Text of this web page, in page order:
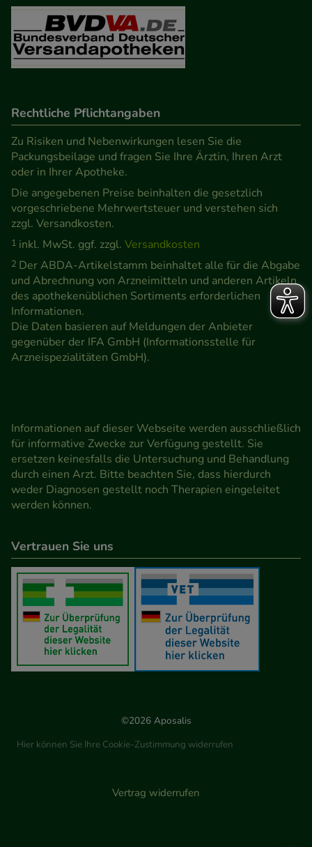
Rechtliche Pflichtangaben
Zu Risiken und Nebenwirkungen lesen Sie die
Packungsbeilage und fragen Sie Ihre Ärztin, Ihren Arzt
oder in Ihrer Apotheke.
Die angegebenen Preise beinhalten die gesetzlich
vorgeschriebene Mehrwertsteuer und verstehen sich
zzgl. Versandkosten.
1 inkl. MwSt. ggf. zzgl. Versandkosten
2 Der ABDA-Artikelstamm beinhaltet alle für die Abgabe
und Abrechnung von Arzneimitteln und anderen Artikeln
des apothekenüblichen Sortiments erforderlichen
Informationen.
Die Daten basieren auf Meldungen der Anbieter
gegenüber der IFA GmbH (Informationsstelle für
Arzneispezialitäten GmbH).
Informationen auf dieser Webseite werden ausschließlich
für informative Zwecke zur Verfügung gestellt. Sie
ersetzen keinesfalls die Untersuchung und Behandlung
durch einen Arzt. Bitte beachten Sie, dass hierdurch
weder Diagnosen gestellt noch Therapien eingeleitet
werden können.
Vertrauen Sie uns
©2026 Aposalis
Hier können Sie Ihre Cookie-Zustimmung widerrufen
Vertrag widerrufen